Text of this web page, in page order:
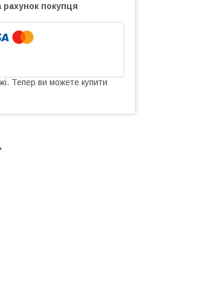
рахунок покупця
Тепер ви можете купити